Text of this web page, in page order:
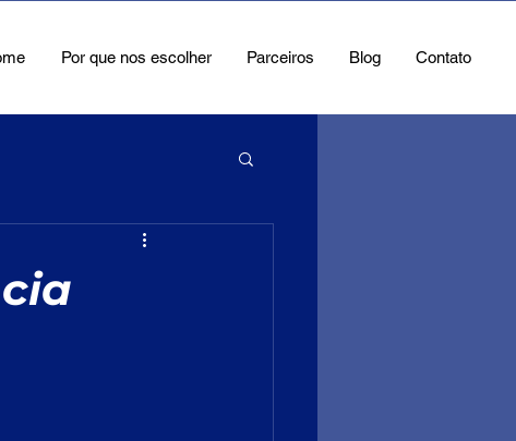
Por que nos escolher Parceiros Blog Contato